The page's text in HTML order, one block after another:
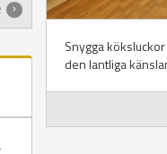
Snygga
den lantliga